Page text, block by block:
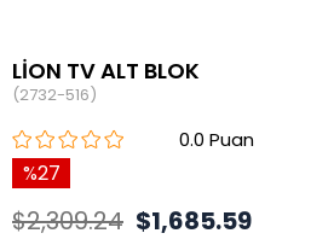
LİON TV ALT BLOK
(2732-516)
0.0
27
$2,309.24 $1,685.59